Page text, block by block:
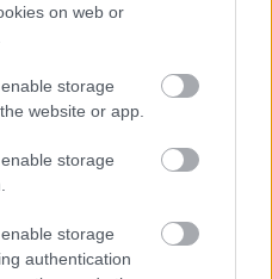
on web or
storage
website or app.
storage
storage
authentication
a Szolnok–Kecskemét
fordult: több száz
a hazai
a Duna a két évvel
– fotógyűjtemény